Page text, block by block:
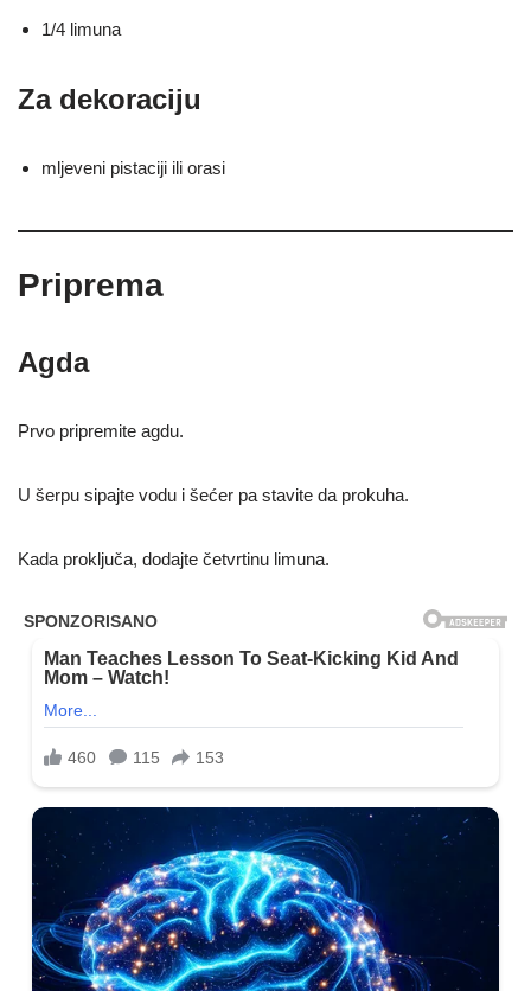
1/4 limuna
Za dekoraciju
mljeveni pistaciji ili orasi
Priprema
Agda
Prvo pripremite agdu.
U šerpu sipajte vodu i šećer pa stavite da prokuha.
Kada proključa, dodajte četvrtinu limuna.